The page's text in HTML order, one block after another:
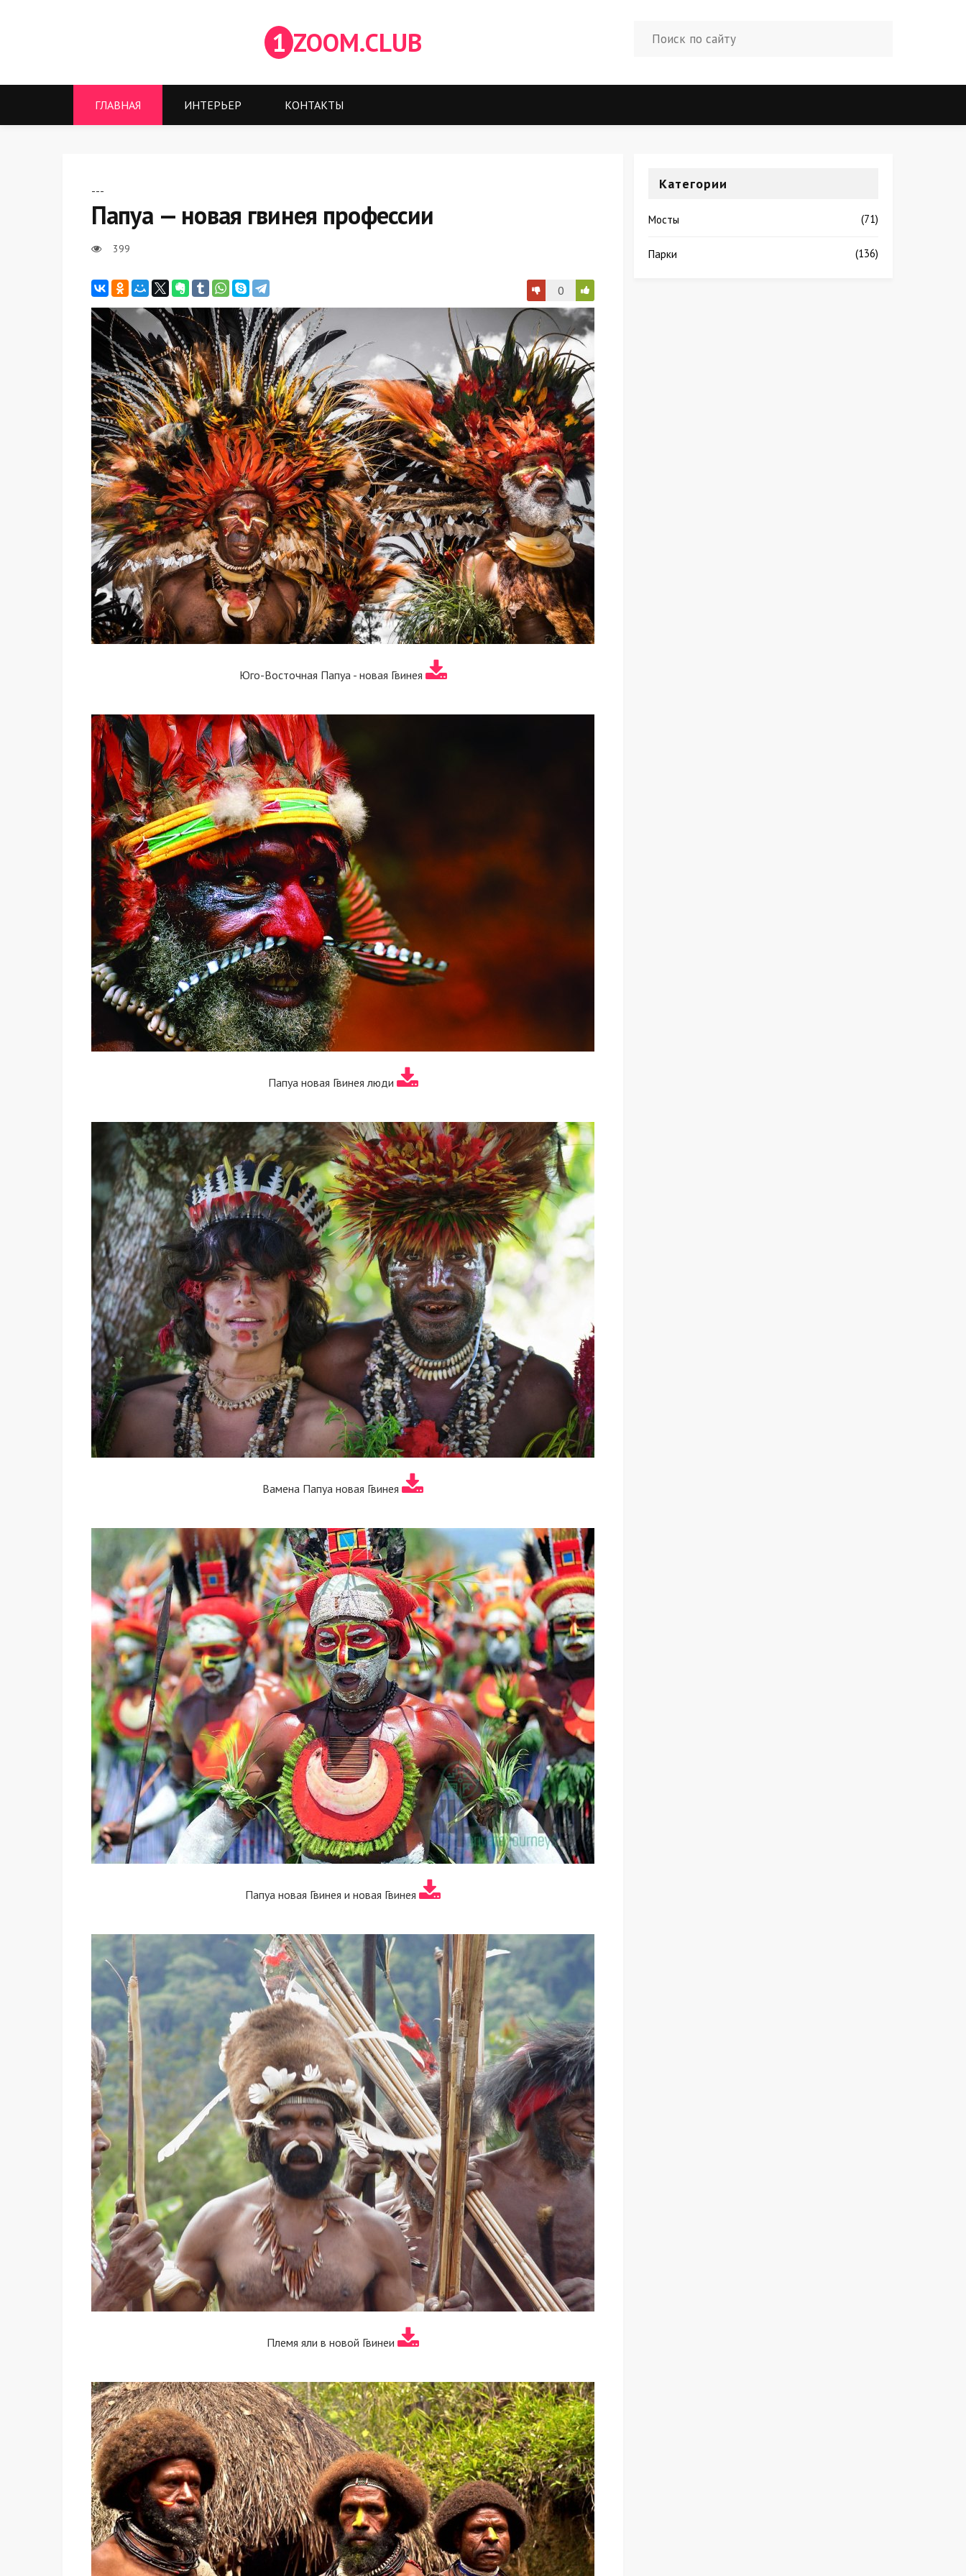
1 ZOOM.CLUB
ГЛАВНАЯ ИНТЕРЬЕР КОНТАКТЫ
---
Папуа — новая гвинея профессии
399
0
Юго-Восточная Папуа - новая Гвинея
Папуа новая Гвинея люди
Вамена Папуа новая Гвинея
Папуа новая Гвинея и новая Гвинея
Племя яли в новой Гвинеи
Категории
Мосты (71)
Парки (136)